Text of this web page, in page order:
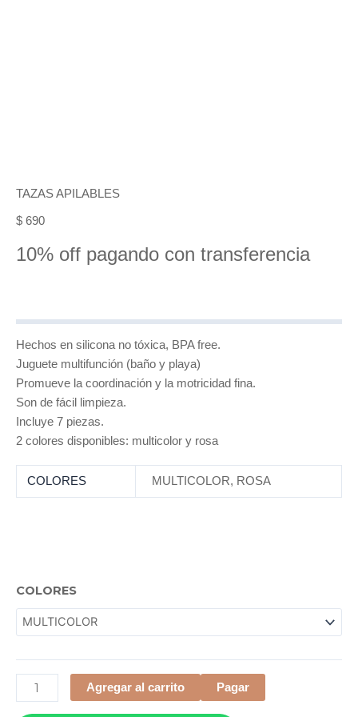
TAZAS APILABLES
$ 690
10% off pagando con transferencia
Hechos en silicona no tóxica, BPA free.
Juguete multifunción (baño y playa)
Promueve la coordinación y la motricidad fina.
Son de fácil limpieza.
Incluye 7 piezas.
2 colores disponibles: multicolor y rosa
COLORES MULTICOLOR, ROSA
COLORES
TAZAS
APILABLES
cantidad
Agregar al carrito Pagar